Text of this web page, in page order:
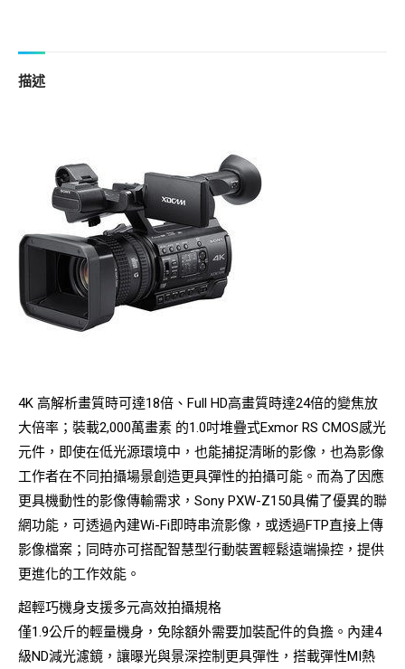
描述
4K 高解析畫質時可達18倍、Full HD高畫質時達24倍的變焦放
大倍率；裝載2,000萬畫素 的1.0吋堆疊式Exmor RS CMOS感光
元件，即使在低光源環境中，也能捕捉清晰的影像，也為影像
工作者在不同拍攝場景創造更具彈性的拍攝可能。而為了因應
更具機動性的影像傳輸需求，Sony PXW-Z150具備了優異的聯
網功能，可透過內建Wi-Fi即時串流影像，或透過FTP直接上傳
影像檔案；同時亦可搭配智慧型行動裝置輕鬆遠端操控，提供
更進化的工作效能。
超輕巧機身支援多元高效拍攝規格
僅1.9公斤的輕量機身，免除額外需要加裝配件的負擔。內建4
級ND減光濾鏡，讓曝光與景深控制更具彈性，搭載彈性MI熱